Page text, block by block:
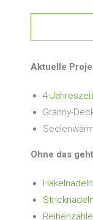
Aktuelle
4-
Granny-
Ohne das
Häkelnadeln
Stricknadeln